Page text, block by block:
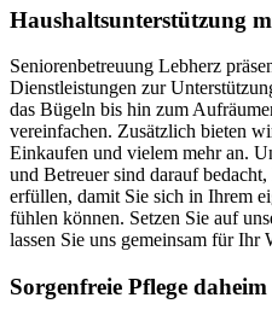
Haushalts­unterstützung
Seniorenbetreuung Lebherz
Dienstleistungen zur
das Bügeln bis hin zum
vereinfachen. Zusätzlich bieten
Einkaufen und vielem mehr an.
und Betreuer sind darauf
erfüllen, damit Sie sich in Ihrem
fühlen können. Setzen Sie auf
lassen Sie uns gemeinsam für Ihr
Sorgenfreie Pflege